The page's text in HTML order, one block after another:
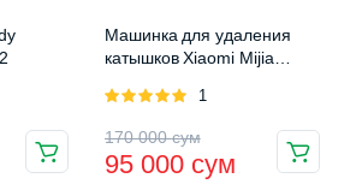
Машинка для удаления
катышков Xiaomi Mijia
Оценка
1
170 000сум
95 000 сум